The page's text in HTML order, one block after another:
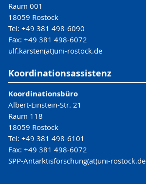
Raum 001
18059 Rostock
Tel: +49 381 498-6090
Fax: +49 381 498-6072
ulf.karsten(at)uni-rostock.de
Koordinationsassistenz
Koordinationsbüro
Albert-Einstein-Str. 21
Raum 118
18059 Rostock
Tel: +49 381 498-6101
Fax: +49 381 498-6072
SPP-Antarktisforschung(at)uni-rostock.de